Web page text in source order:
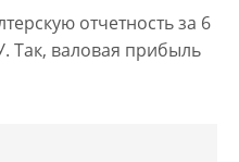
отчетность за 6
Так, валовая прибыль